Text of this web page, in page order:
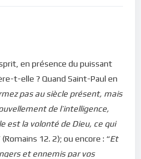
en présence du puissant
t-elle ? Quand Saint-Paul en
pas au siècle présent, mais
de l’intelligence,
est la volonté de Dieu, ce qui
(Romains 12. 2); ou encore : “Et
et ennemis par vos